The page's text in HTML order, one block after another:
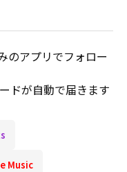
のアプリでフォロー
ドが自動で届きます
Music